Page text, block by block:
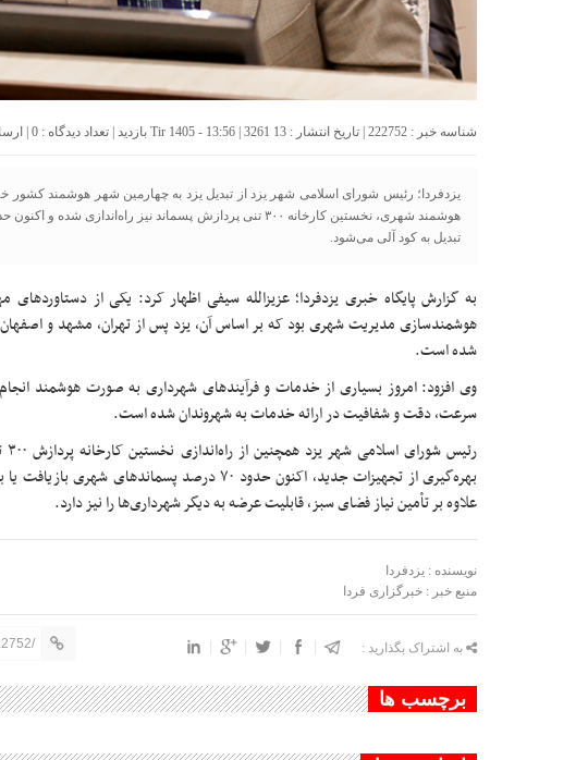
شناسه خبر : 222752 | تاریخ انتشار : 13 Tir 1405 - 13:56 | 3261 بازدید | تعداد دیدگاه : 0
|
یزدفردا؛ رئیس شورای اسلامی شهر یزد از تبدیل یزد به چهارمین شهر هوشمند کشور
تبدیل به کود آلی می‌شود.
به گزارش پایگاه خبری یزدفردا؛ عزیزالله سیفی اظهار کرد: یکی از
هوشمندسازی مدیریت شهری بود که بر اساس آن، یزد پس از تهران، مشهد و
شده است.
وی افزود: امروز بسیاری از خدمات و فرآیندهای شهرداری به صورت هوشمند
سرعت، دقت و شفافیت در ارائه خدمات به شهروندان شده است.
بهره‌گیری از تجهیزات جدید، اکنون حدود ۷۰ درصد
علاوه بر تأمین نیاز فضای سبز، قابلیت عرضه به دیگر شهرداری‌ها را نیز دارد.
نویسنده : یزدفردا
منبع خبر : خبرگزاری فردا
به اشتراک بگذارید :
برچسب ها